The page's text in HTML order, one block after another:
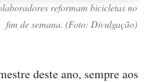
reformam bicicletas no
fim de semana. (Foto: Divulgação)
deste ano, sempre aos